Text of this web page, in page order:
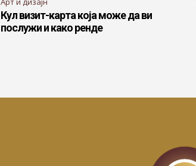
Кул визит-карта која може да ви
послужи и како ренде